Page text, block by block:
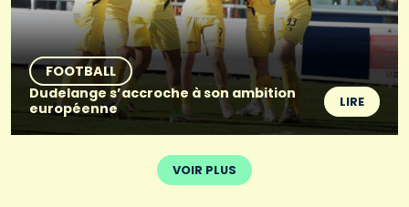
FOOTBALL
Dudelange s’accroche à son ambition
européenne
LIRE
VOIR PLUS